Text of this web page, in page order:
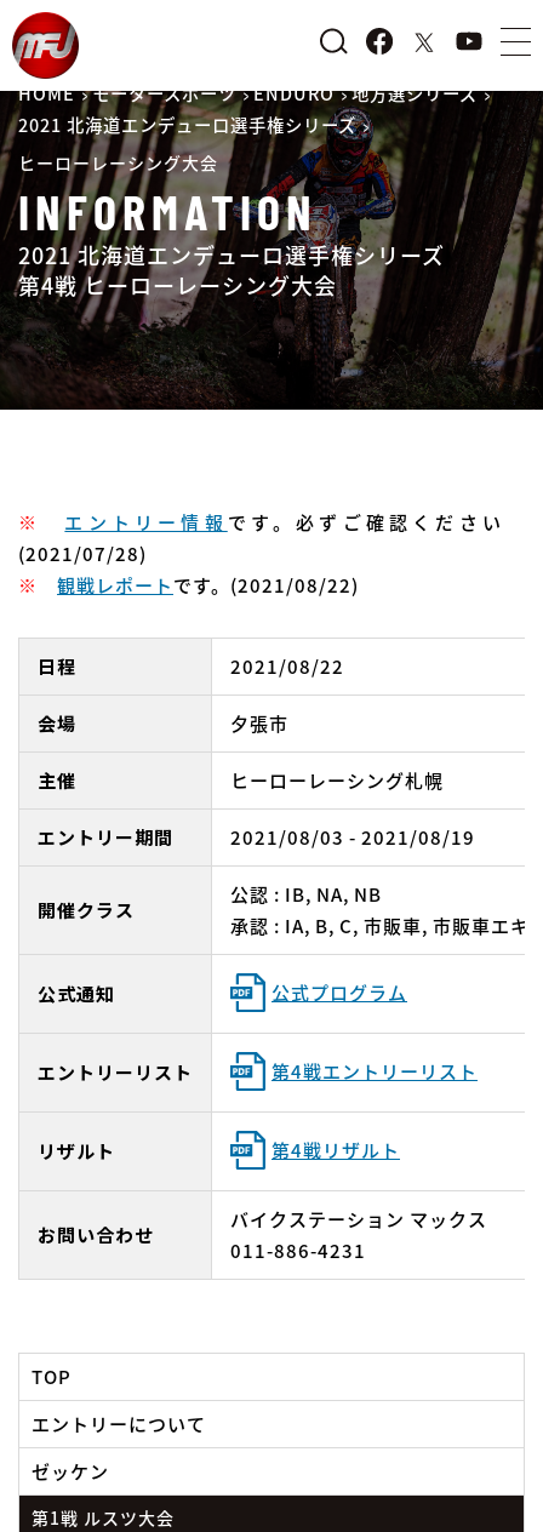
HOME モータースポーツ ENDURO
地方選シリーズ
2021 北海道エンデューロ選手権シリーズ
ヒーローレーシング大会
INFORMATION
2021 北海道エンデューロ選手権シリーズ
第4戦 ヒーローレーシング大会
※ エントリー情報 です。必ずご確認ください
(2021/07/28)
※ 観戦レポートです。(2021/08/22)
日程 2021/08/22
会場 夕張市
主催 ヒーローレーシング札幌
エントリー期間 2021/08/03 - 2021/08/19
開催クラス
公認 : IB, NA, NB
承認 : IA, B, C, 市販車, 市販車エキ
公式通知 公式プログラム
エントリーリスト 第4戦エントリーリスト
リザルト 第4戦リザルト
お問い合わせ
バイクステーション マックス
011-886-4231
TOP
エントリーについて
ゼッケン
第1戦 ルスツ大会